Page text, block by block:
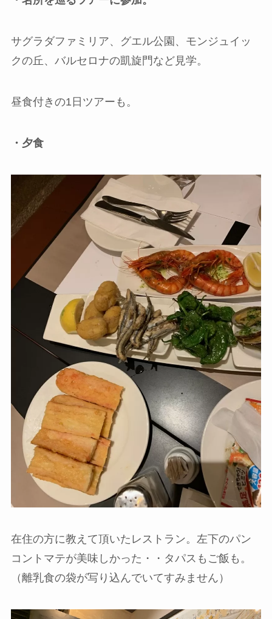
サグラダファミリア、グエル公園、モンジュイッ
クの丘、バルセロナの凱旋門など見学。
昼食付きの1日ツアーも。
・夕食
在住の方に教えて頂いたレストラン。左下のパン
コントマテが美味しかった・・タパスもご飯も。
（離乳食の袋が写り込んでいてすみません）